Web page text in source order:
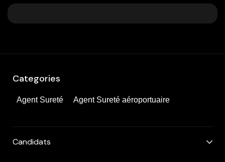
Categories
Agent Sureté Agent Sureté aéroportuaire
Candidats